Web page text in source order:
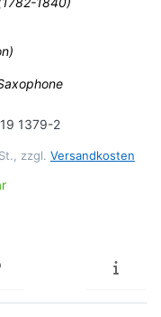
1379-2
zzgl. Versandkosten